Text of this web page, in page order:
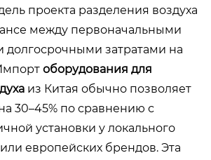
проекта разделения воздуха
между первоначальными
долгосрочными затратами на
оборудования для
из Китая обычно позволяет
30–45% по сравнению с
установки у локального
европейских брендов. Эта